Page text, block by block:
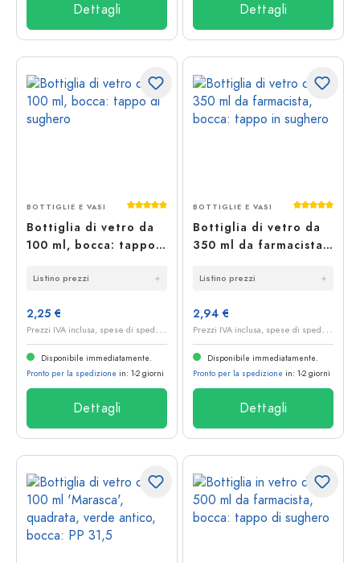
Dettagli Dettagli
Valutazione media di 5 su 5 stelle
BOTTIGLIE E VASI
Bottiglia di vetro da
100 ml, bocca: tappo
Listino prezzi
2,25 €
P
rezzi IVA inclusa, spese di spedizione escluse
Disponibile immediatamente.
Pronto per la spedizione in: 1-2 giorni
Dettagli
BOTTIGLIE E VASI
Bottiglia di vetro da
350 ml da farmacista,
sughero
Listino prezzi
2,94 €
P
rezzi IVA inclusa, spese di spedizione escluse
Disponibile immediatamente.
Pronto per la spedizione in: 1-2 giorni
Dettagli